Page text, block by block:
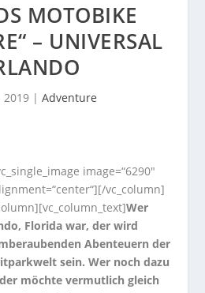
MOTOBIKE
– UNIVERSAL
2019 | Adventure
image=“6290″
vc_column]
Wer
Florida war, der wird
Abenteuern der
sein. Wer noch dazu
möchte vermutlich gleich